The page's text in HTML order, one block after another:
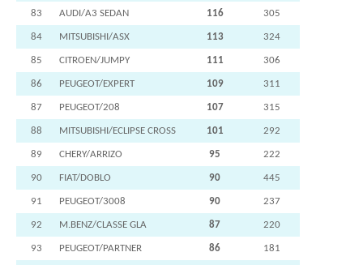
83 AUDI/A3 SEDAN 116 305
84 MITSUBISHI/ASX 113 324
85 CITROEN/JUMPY 111 306
86 PEUGEOT/EXPERT 109 311
87 PEUGEOT/208 107 315
88 MITSUBISHI/ECLIPSE CROSS 101 292
89 CHERY/ARRIZO 95 222
90 FIAT/DOBLO 90 445
91 PEUGEOT/3008 90 237
92 M.BENZ/CLASSE GLA 87 220
93 PEUGEOT/PARTNER 86 181